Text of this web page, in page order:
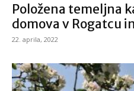
Položena temeljna
domova v Rogatcu
22. aprila, 2022